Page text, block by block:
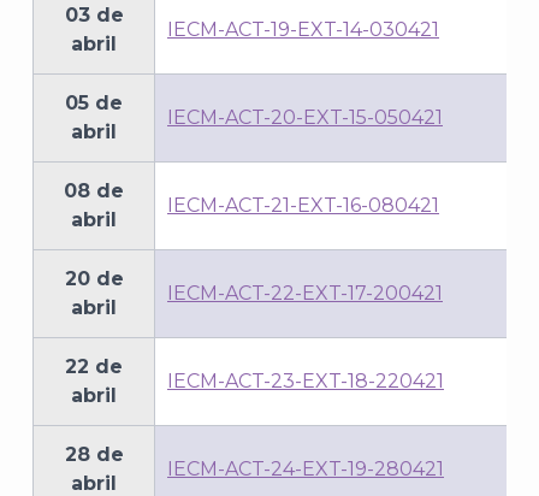
03 de
abril
IECM-ACT-19-EXT-14-030421
05 de
abril
IECM-ACT-20-EXT-15-050421
08 de
abril
IECM-ACT-21-EXT-16-080421
20 de
abril
IECM-ACT-22-EXT-17-200421
22 de
abril
IECM-ACT-23-EXT-18-220421
28 de
abril
IECM-ACT-24-EXT-19-280421